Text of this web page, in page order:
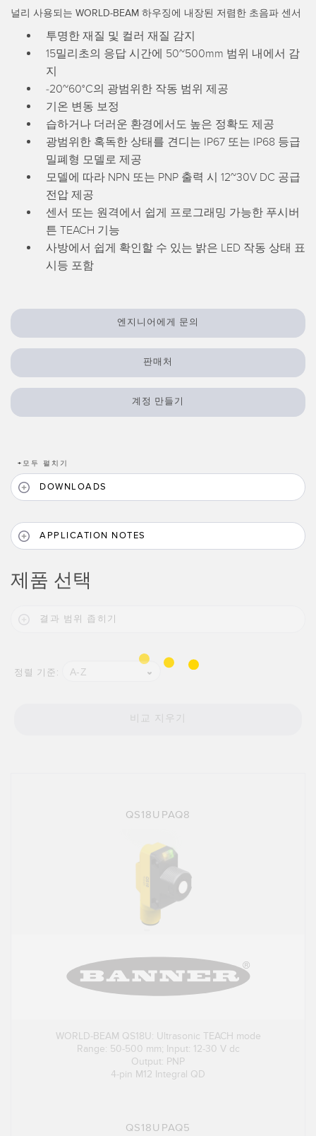
액세서리
컨버터
코드셋
소프트웨어
Banner Measurement Sensor Software
센서 GUI 소프트웨어
TECHNOLOGY
IO-Link 지원 센서
널리 사용되는 WORLD-BEAM 하우징에 내장된 저렴한 초음파 센서
투명한 재질 및 컬러 재질 감지
15밀리초의 응답 시간에 50~500mm 범위 내에서 감
지
-20~60°C의 광범위한 작동 범위 제공
기온 변동 보정
습하거나 더러운 환경에서도 높은 정확도 제공
광범위한 혹독한 상태를 견디는 IP67 또는 IP68 등급
밀폐형 모델로 제공
모델에 따라 NPN 또는 PNP 출력 시 12~30V DC 공급
전압 제공
센서 또는 원격에서 쉽게 프로그래밍 가능한 푸시버
튼 TEACH 기능
사방에서 쉽게 확인할 수 있는 밝은 LED 작동 상태 표
시등 포함
엔지니어에게 문의
판매처
계정 만들기
+ 모두 펼치기
DOWNLOADS
APPLICATION NOTES
제품 선택
결과 범위 좁히기
정렬 기준: A-Z
비교 지우기
QS18UPAQ8
WORLD-BEAM QS18U: Ultrasonic TEACH mode
Range: 50-500 mm; Input: 12-30 V dc
Output: PNP
4-pin M12 Integral QD
QS18UPAQ5